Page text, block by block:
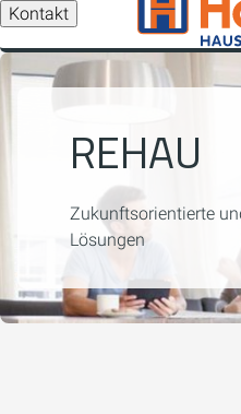
Kontakt
REHAU
Zukunftsorientierte
Lösungen